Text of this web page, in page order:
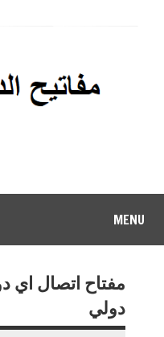
MENU
دولي